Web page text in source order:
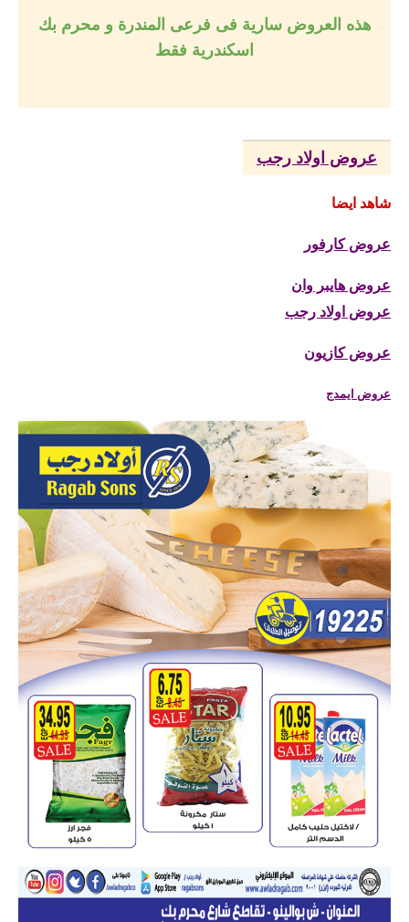
هذه العروض سارية فى فرعى المندرة و محرم بك
اسكندرية فقط
عروض اولاد رجب
شاهد ايضا
عروض كارفور
عروض هايبر وان
عروض اولاد رجب
عروض كازيون
عروض ايمدج